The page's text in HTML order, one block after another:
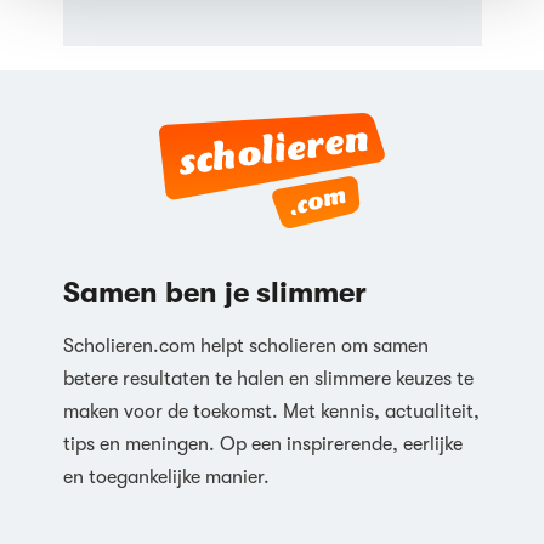
Samen ben je slimmer
Scholieren.com helpt scholieren om samen
betere resultaten te halen en slimmere keuzes te
maken voor de toekomst. Met kennis, actualiteit,
tips en meningen. Op een inspirerende, eerlijke
en toegankelijke manier.